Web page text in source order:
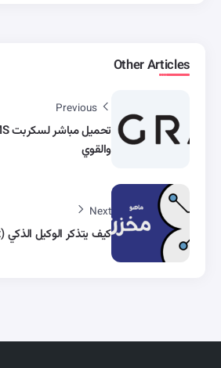
Other Articles
Previous
والقوي
Next
كيف يتذكر الوكيل الذكي (ai agent) الاشياء؟